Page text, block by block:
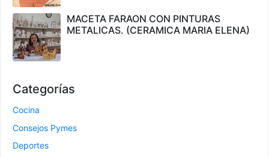
MACETA FARAON CON PINTURAS
METALICAS. (CERAMICA MARIA ELENA)
Categorías
Cocina
Consejos Pymes
Deportes